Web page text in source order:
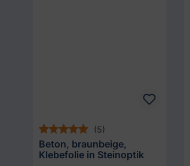
(5)
Beton, braunbeige,
Klebefolie in Steinoptik